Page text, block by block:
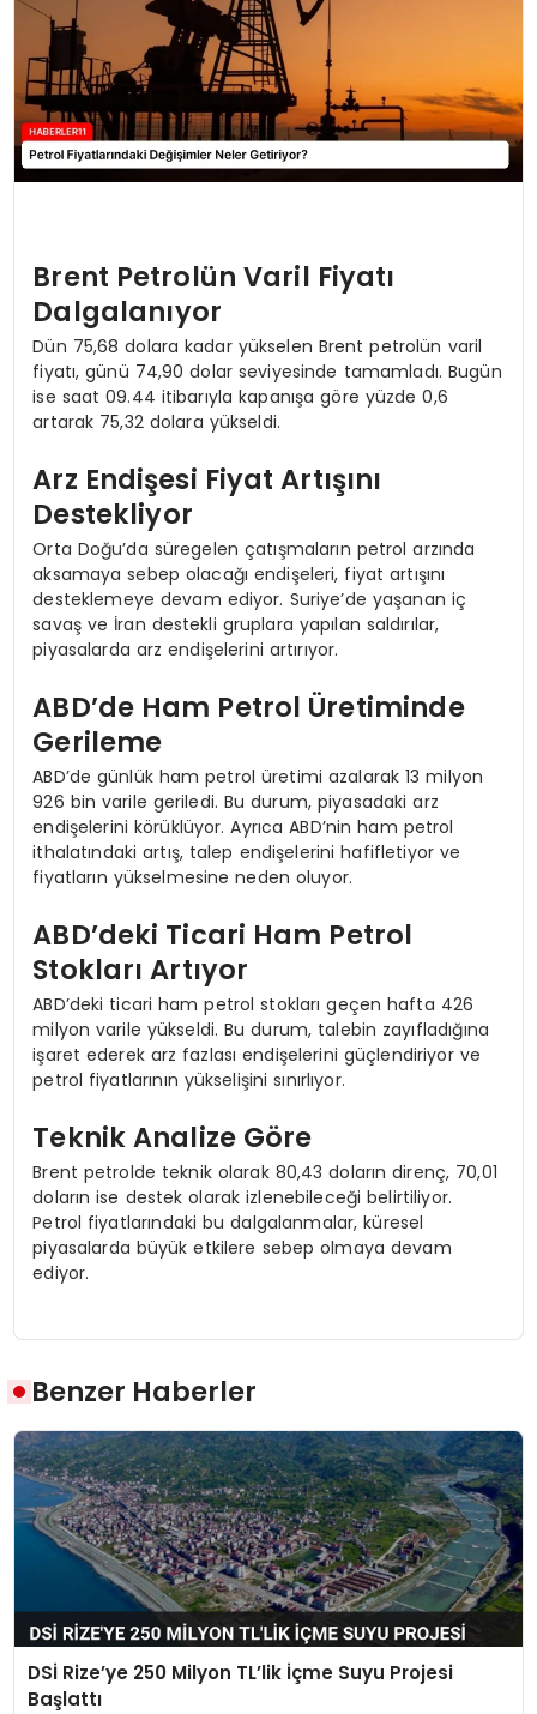
Brent Petrolün Varil Fiyatı
Dalgalanıyor
Dün 75,68 dolara kadar yükselen Brent petrolün varil
fiyatı, günü 74,90 dolar seviyesinde tamamladı. Bugün
ise saat 09.44 itibarıyla kapanışa göre yüzde 0,6
artarak 75,32 dolara yükseldi.
Arz Endişesi Fiyat Artışını
Destekliyor
Orta Doğu’da süregelen çatışmaların petrol arzında
aksamaya sebep olacağı endişeleri, fiyat artışını
desteklemeye devam ediyor. Suriye’de yaşanan iç
savaş ve İran destekli gruplara yapılan saldırılar,
piyasalarda arz endişelerini artırıyor.
ABD’de Ham Petrol Üretiminde
Gerileme
ABD’de günlük ham petrol üretimi azalarak 13 milyon
926 bin varile geriledi. Bu durum, piyasadaki arz
endişelerini körüklüyor. Ayrıca ABD’nin ham petrol
ithalatındaki artış, talep endişelerini hafifletiyor ve
fiyatların yükselmesine neden oluyor.
ABD’deki Ticari Ham Petrol
Stokları Artıyor
ABD’deki ticari ham petrol stokları geçen hafta 426
milyon varile yükseldi. Bu durum, talebin zayıfladığına
işaret ederek arz fazlası endişelerini güçlendiriyor ve
petrol fiyatlarının yükselişini sınırlıyor.
Teknik Analize Göre
Brent petrolde teknik olarak 80,43 doların direnç, 70,01
doların ise destek olarak izlenebileceği belirtiliyor.
Petrol fiyatlarındaki bu dalgalanmalar, küresel
piyasalarda büyük etkilere sebep olmaya devam
ediyor.
Benzer Haberler
DSİ Rize’ye 250 Milyon TL’lik İçme Suyu Projesi
Başlattı